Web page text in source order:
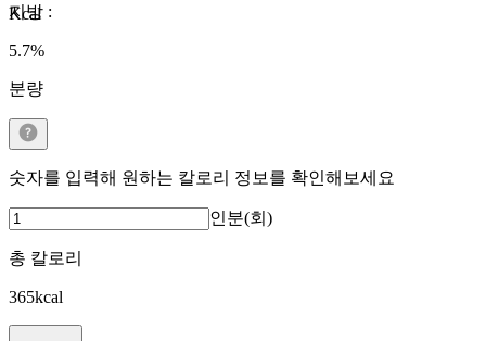
Kcal
지방 :
5.7%
분량
숫자를 입력해 원하는 칼로리 정보를 확인해보세요
인분(회)
총 칼로리
365kcal